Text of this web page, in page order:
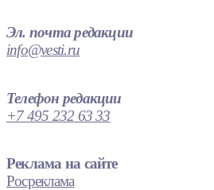
Эл. почта редакции
info@vesti.ru
Телефон редакции
+7 495 232 63 33
Реклама на сайте
Росреклама